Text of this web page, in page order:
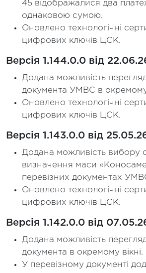
45 відображалися два
однаковою сумою.
Оновлено технологічні
цифрових ключів ЦСК.
Версія 1.144.0.0 від
Додана можливість
документа УМВС в окремому
Оновлено технологічні
цифрових ключів ЦСК.
Версія 1.143.0.0 від
Додана можливість вибору
визначення маси
перевізних документах
Оновлено технологічні
цифрових ключів ЦСК.
Версія 1.142.0.0 від
Додана можливість
документа в окремому вікні.
У перевізному документі